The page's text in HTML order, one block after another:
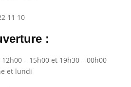
11 10
:
12h00 – 15h00 et 19h30 – 00h00
et lundi